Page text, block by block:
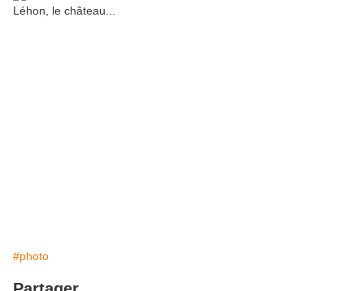
Léhon, le château...
#photo